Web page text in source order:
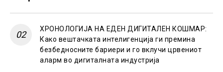
ХРОНОЛОГИЈА НА ЕДЕН ДИГИТАЛЕН КОШМАР:
Како вештачката интелигенција ги премина
безбедносните бариери и го вклучи црвениот
аларм во дигиталната индустрија